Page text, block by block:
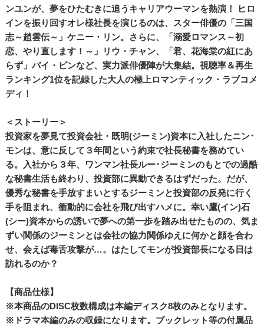
ンユンが、夢をひたむきに追うキャリアウーマンを熱演！ ヒロ
インを振り回すオレ様社長を演じるのは、スター俳優の「三国
志～趙雲伝～」ケニー・リン。さらに、「溺愛ロマンス～初
恋、やり直します！～」リウ・チャン、「君、花海棠の紅にあ
らず」バイ・ビンなど、実力派俳優陣が大集結。視聴率＆再生
ランキング1位を記録した大人の極上ロマンティック・ラブコメ
ディ！
＜ストーリー＞
投資家を夢見て投資会社・既明(ジーミン)資本に入社したニン･
モンは、意に反して３年間という約束で社長秘書を務めてい
る。入社から３年、ワンマン社長ルー･ジーミンのもとでの過酷
な秘書生活も終わり、投資部に異動できるはずだった。だが、
優秀な秘書を手放すまいとするジーミンと投資部の反発に行く
手を阻まれ、衝動的に会社を飛び出すハメに。幸い鷹(イン)石
(シー)資本からの誘いで夢への第一歩を踏み出せたものの、気ま
ずい関係のジーミンとは会社の協力関係ゆえに何かと顔を合わ
せ、会えば毒舌攻撃が…。はたしてモンが投資部長になる日は
訪れるのか？
【商品仕様】
※本商品のDISC枚数構成は本編ディスク8枚のみとなります。
※ドラマ本編のみの収録になります。ブックレット等の付属品